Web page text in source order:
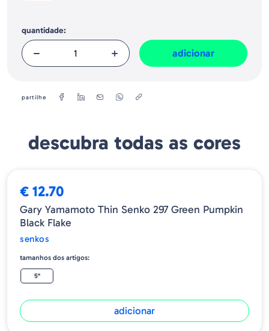
quantidade:
adicionar
partilhe
descubra todas as cores
€ 12.70
Gary Yamamoto Thin Senko 297 Green Pumpkin
Black Flake
senkos
tamanhos dos artigos:
5"
adicionar